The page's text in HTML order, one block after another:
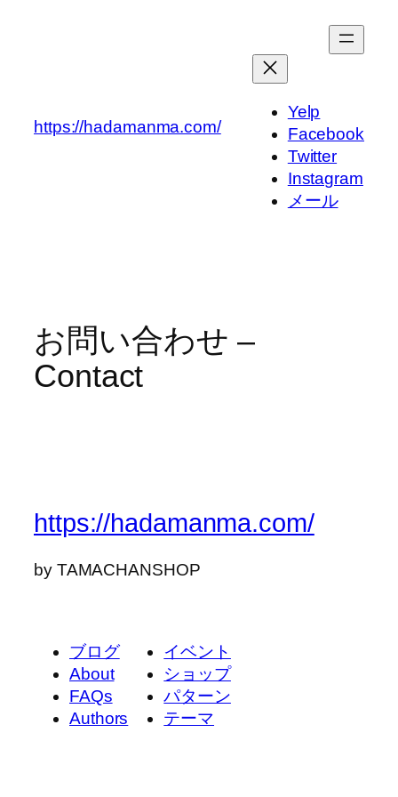
https://hadamanma.com/
Yelp
Facebook
Twitter
Instagram
メール
お問い合わせ –
Contact
https://hadamanma.com/
by TAMACHANSHOP
ブログ
About
FAQs
Authors
イベント
ショップ
パターン
テーマ